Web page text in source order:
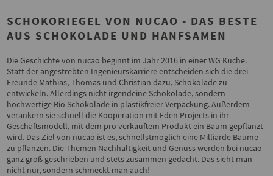
SCHOKORIEGEL VON NUCAO - DAS BESTE
AUS SCHOKOLADE UND HANFSAMEN
Die Geschichte von nucao beginnt im Jahr 2016 in einer WG Küche.
Statt der angestrebten Ingenieurskarriere entscheiden sich die drei
Freunde Mathias, Thomas und Christian dazu, Schokolade zu
entwickeln. Allerdings nicht irgendeine Schokolade, sondern
hochwertige Bio Schokolade in plastikfreier Verpackung. Außerdem
verankern sie schnell die Kooperation mit Eden Projects in ihr
Geschäftsmodell, mit dem pro verkauftem Produkt ein Baum gepflanzt
wird. Das Ziel von nucao ist es, schnellstmöglich eine Milliarde Bäume
zu pflanzen. Die Themen Nachhaltigkeit und Genuss werden bei nucao
ganz groß geschrieben und stets zusammen gedacht. Das sieht man
nicht nur, sondern schmeckt man auch!